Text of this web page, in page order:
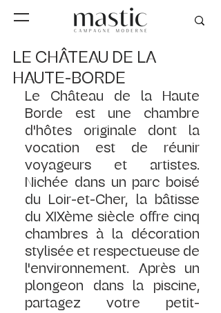
LE CHÂTEAU DE LA
HAUTE-BORDE
Le Château de la Haute
Borde est une chambre
d'hôtes originale dont la
vocation est de réunir
voyageurs et artistes.
Nichée dans un parc boisé
du Loir-et-Cher, la bâtisse
du XIXème siècle offre cinq
chambres à la décoration
stylisée et respectueuse de
l'environnement. Après un
plongeon dans la piscine,
partagez votre petit-